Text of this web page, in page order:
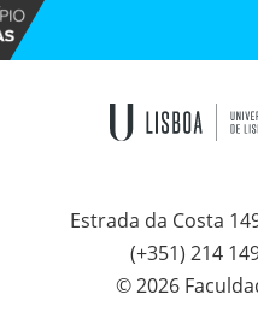
Estrada da Costa
(+351) 214
© 2026